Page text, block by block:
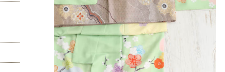
春日井店
帝塚山店